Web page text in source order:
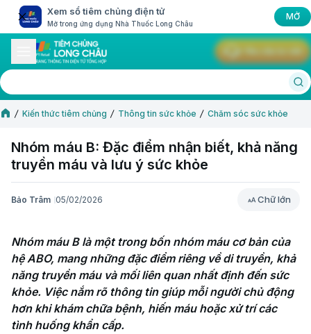
Xem sổ tiêm chủng điện tử
Mở trong ứng dụng Nhà Thuốc Long Châu
MỞ
Kiến thức tiêm chủng Thông tin sức khỏe Chăm sóc sức khỏe
Nhóm máu B: Đặc điểm nhận biết, khả năng
truyền máu và lưu ý sức khỏe
Bảo Trâm 05/02/2026 Chữ lớn
Chữ lớn
Nhóm máu B là một trong bốn nhóm máu cơ bản của
hệ ABO, mang những đặc điểm riêng về di truyền, khả
năng truyền máu và mối liên quan nhất định đến sức
khỏe. Việc nắm rõ thông tin giúp mỗi người chủ động
hơn khi khám chữa bệnh, hiến máu hoặc xử trí các
tình huống khẩn cấp.